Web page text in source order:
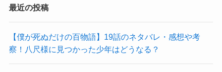
最近の投稿
【僕が死ぬだけの百物語】19話のネタバレ・感想や考
察！八尺様に見つかった少年はどうなる？